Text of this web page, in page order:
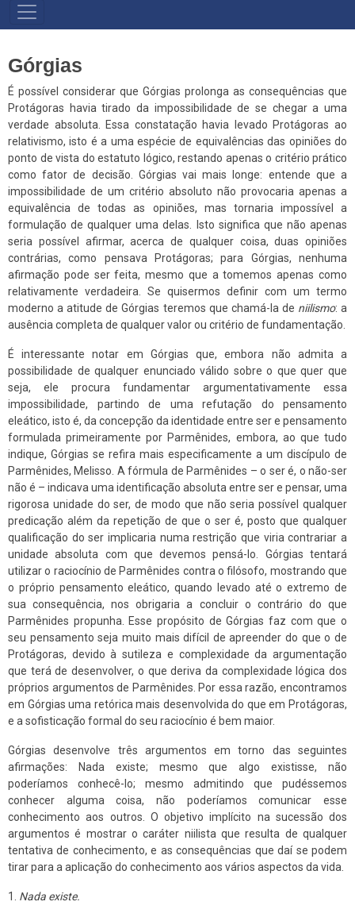
NAVEGAÇÃO
PRINCIPAL
Górgias
É possível considerar que Górgias prolonga as consequências que
Protágoras havia tirado da impossibilidade de se chegar a uma
verdade absoluta. Essa constatação havia levado Protágoras ao
relativismo, isto é a uma espécie de equivalências das opiniões do
ponto de vista do estatuto lógico, restando apenas o critério prático
como fator de decisão. Górgias vai mais longe: entende que a
impossibilidade de um critério absoluto não provocaria apenas a
equivalência de todas as opiniões, mas tornaria impossível a
formulação de qualquer uma delas. Isto significa que não apenas
seria possível afirmar, acerca de qualquer coisa, duas opiniões
contrárias, como pensava Protágoras; para Górgias, nenhuma
afirmação pode ser feita, mesmo que a tomemos apenas como
relativamente verdadeira. Se quisermos definir com um termo
moderno a atitude de Górgias teremos que chamá-la de niilismo: a
ausência completa de qualquer valor ou critério de fundamentação.
É interessante notar em Górgias que, embora não admita a
possibilidade de qualquer enunciado válido sobre o que quer que
seja, ele procura fundamentar argumentativamente essa
impossibilidade, partindo de uma refutação do pensamento
eleático, isto é, da concepção da identidade entre ser e pensamento
formulada primeiramente por Parmênides, embora, ao que tudo
indique, Górgias se refira mais especificamente a um discípulo de
Parmênides, Melisso. A fórmula de Parmênides – o ser é, o não-ser
não é – indicava uma identificação absoluta entre ser e pensar, uma
rigorosa unidade do ser, de modo que não seria possível qualquer
predicação além da repetição de que o ser é, posto que qualquer
qualificação do ser implicaria numa restrição que viria contrariar a
unidade absoluta com que devemos pensá-lo. Górgias tentará
utilizar o raciocínio de Parmênides contra o filósofo, mostrando que
o próprio pensamento eleático, quando levado até o extremo de
sua consequência, nos obrigaria a concluir o contrário do que
Parmênides propunha. Esse propósito de Górgias faz com que o
seu pensamento seja muito mais difícil de apreender do que o de
Protágoras, devido à sutileza e complexidade da argumentação
que terá de desenvolver, o que deriva da complexidade lógica dos
próprios argumentos de Parmênides. Por essa razão, encontramos
em Górgias uma retórica mais desenvolvida do que em Protágoras,
e a sofisticação formal do seu raciocínio é bem maior.
Górgias desenvolve três argumentos em torno das seguintes
afirmações: Nada existe; mesmo que algo existisse, não
poderíamos conhecê-lo; mesmo admitindo que pudéssemos
conhecer alguma coisa, não poderíamos comunicar esse
conhecimento aos outros. O objetivo implícito na sucessão dos
argumentos é mostrar o caráter niilista que resulta de qualquer
tentativa de conhecimento, e as consequências que daí se podem
tirar para a aplicação do conhecimento aos vários aspectos da vida.
1. Nada existe.